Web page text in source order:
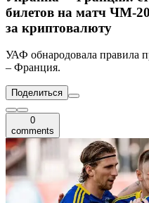
билетов на матч ЧМ-
за криптовалюту
УАФ обнародовала правила
– Франция.
Поделиться
0
comments